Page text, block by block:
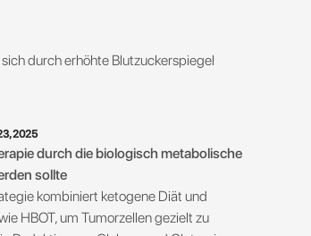
durch erhöhte Blutzuckerspiegel
2025
durch die biologisch metabolische
sollte
kombiniert ketogene Diät und
HBOT, um Tumorzellen gezielt zu